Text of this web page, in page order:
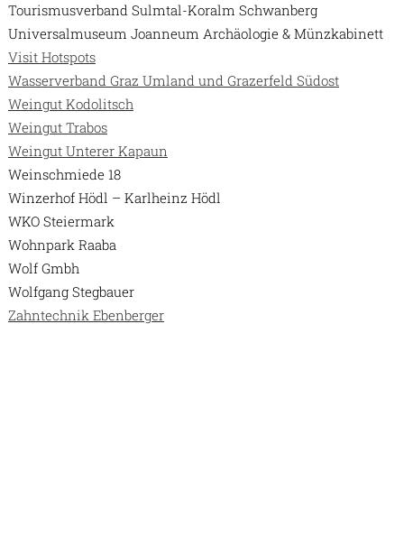
Tourismusverband Sulmtal-Koralm Schwanberg
Universalmuseum Joanneum Archäologie & Münzkabinett
Visit Hotspots
Wasserverband Graz Umland und Grazerfeld Südost
Weingut Kodolitsch
Weingut Trabos
Weingut Unterer Kapaun
Weinschmiede 18
Winzerhof Hödl – Karlheinz Hödl
WKO Steiermark
Wohnpark Raaba
Wolf Gmbh
Wolfgang Stegbauer
Zahntechnik Ebenberger